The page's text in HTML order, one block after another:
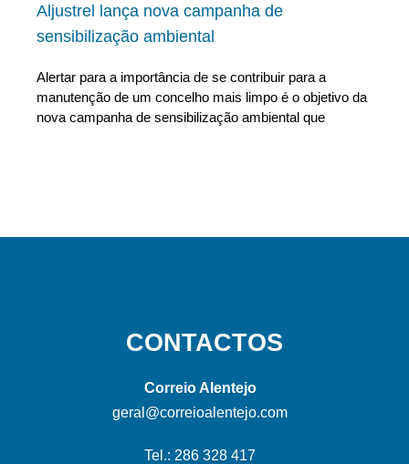
Aljustrel lança nova campanha de
sensibilização ambiental
Alertar para a importância de se contribuir para a
manutenção de um concelho mais limpo é o objetivo da
nova campanha de sensibilização ambiental que
CONTACTOS
Correio Alentejo
geral@correioalentejo.com
Tel.: 286 328 417